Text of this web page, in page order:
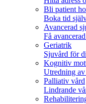
Bli patient
Boka tid
Avancerad
Få
Geriatrik
Sjuvård för
Kognitiv
Utredning
Palliativ vård
Lindrande